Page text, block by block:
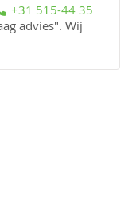
+31 515-44 35
advies". Wij